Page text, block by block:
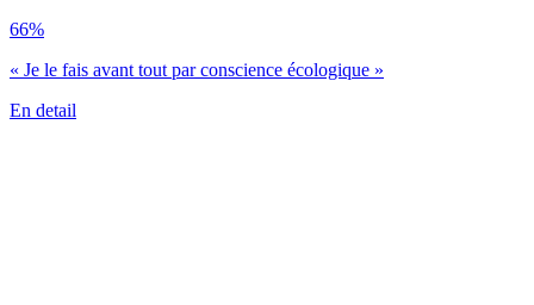
66%
« Je le fais avant tout par conscience écologique »
En detail